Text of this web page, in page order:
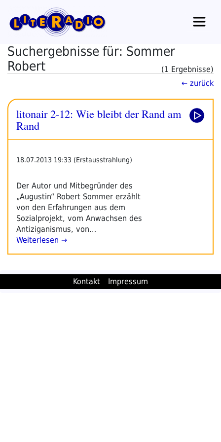
Inhalt
springen
Suchergebnisse für: Sommer
Robert
(1 Ergebnisse)
← zurück
litonair 2-12: Wie bleibt der Rand am
Rand
18.07.2013 19:33 (Erstausstrahlung)
Der Autor und Mitbegründer des
„Augustin“ Robert Sommer erzählt
von den Erfahrungen aus dem
Sozialprojekt, vom Anwachsen des
Antiziganismus, von…
Weiterlesen →
Kontakt Impressum